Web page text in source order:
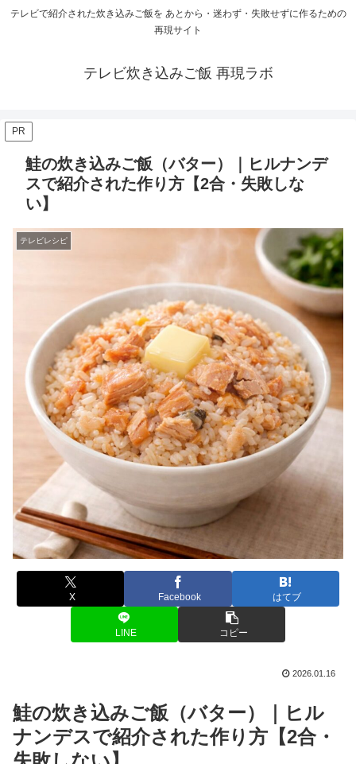
テレビで紹介された炊き込みご飯を あとから・迷わず・失敗せずに作るための
再現サイト
テレビ炊き込みご飯 再現ラボ
PR
鮭の炊き込みご飯（バター）｜ヒルナンデ
スで紹介された作り方【2合・失敗しな
い】
テレビレシピ
X Facebook はてブ
LINE コピー
2026.01.16
鮭の炊き込みご飯（バター）｜ヒル
ナンデスで紹介された作り方【2合・